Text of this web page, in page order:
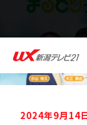
2024年9月14